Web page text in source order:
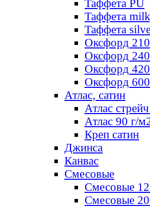
Таффета PU
Таффета
Таффета
Оксфорд 210
Оксфорд 240
Оксфорд 420
Оксфорд 600
Атлас, сатин
Атлас
Атлас 90 г/
Креп сатин
Джинса
Канвас
Смесовые
Смесовые
Смесовые